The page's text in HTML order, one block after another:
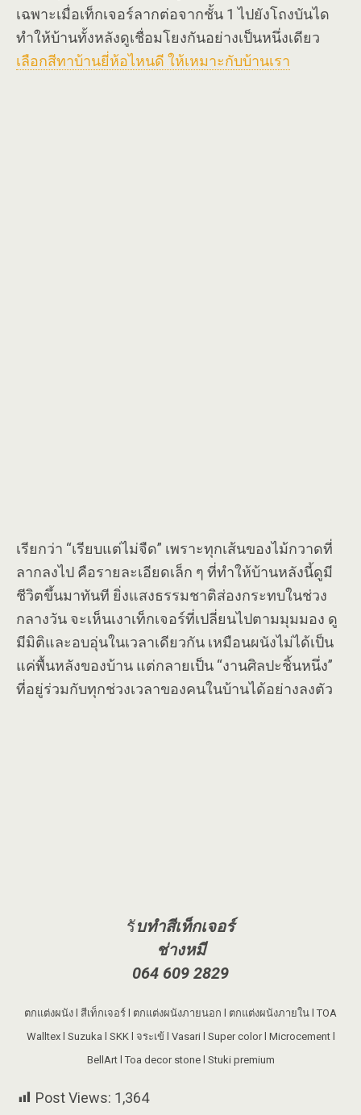
เฉพาะเมื่อเท็กเจอร์ลากต่อจากชั้น 1 ไปยังโถงบันได
ทำให้บ้านทั้งหลังดูเชื่อมโยงกันอย่างเป็นหนึ่งเดียว
เลือกสีทาบ้านยี่ห้อไหนดี ให้เหมาะกับบ้านเรา
เรียกว่า “เรียบแต่ไม่จืด” เพราะทุกเส้นของไม้กวาดที่
ลากลงไป คือรายละเอียดเล็ก ๆ ที่ทำให้บ้านหลังนี้ดูมี
ชีวิตขึ้นมาทันที ยิ่งแสงธรรมชาติส่องกระทบในช่วง
กลางวัน จะเห็นเงาเท็กเจอร์ที่เปลี่ยนไปตามมุมมอง ดู
มีมิติและอบอุ่นในเวลาเดียวกัน เหมือนผนังไม่ได้เป็น
แค่พื้นหลังของบ้าน แต่กลายเป็น “งานศิลปะชิ้นหนึ่ง”
ที่อยู่ร่วมกับทุกช่วงเวลาของคนในบ้านได้อย่างลงตัว
รับทำสีเท็กเจอร์
ช่างหมี
064 609 2829
ตกแต่งผนัง l สีเท็กเจอร์ l ตกแต่งผนังภายนอก l ตกแต่งผนังภายใน l TOA
Walltex l Suzuka l SKK l จระเข้ l Vasari l Super color l Microcement l
BellArt l Toa decor stone l Stuki premium
Post Views: 1,364